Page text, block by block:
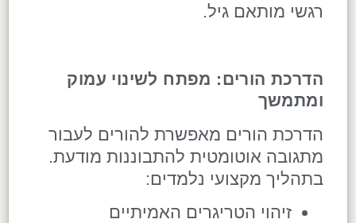
רגשי מותאם גיל.
הדרכת הורים: מפתח לשינוי עמוק
ומתמשך
הדרכת הורים מאפשרת להורים לעבור
מתגובה אוטומטית להתבוננות מודעת.
בתהליך מקצועי נלמדים:
זיהוי הטריגרים האמיתיים